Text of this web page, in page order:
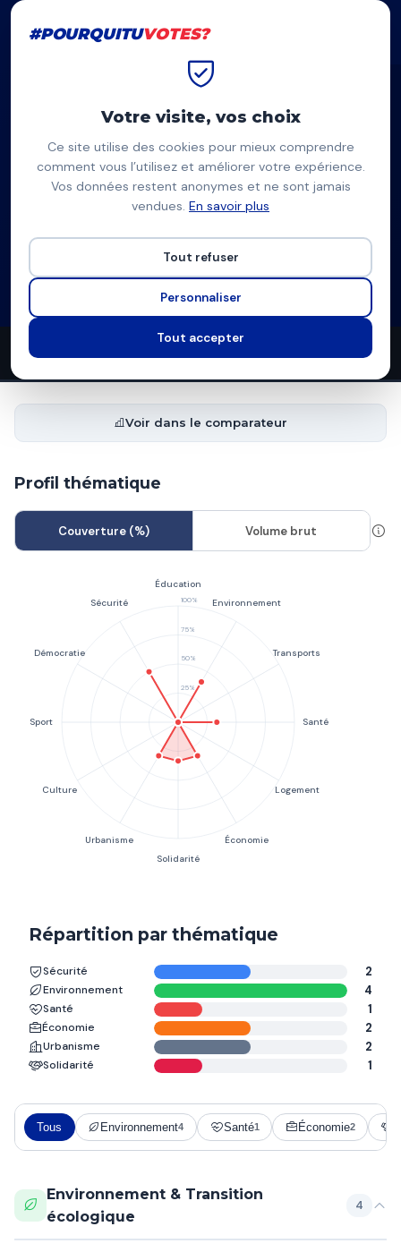
#POURQUITUVOTES?
AT
Aurélie Taquillain
Liste divers droite
12propositions6thèmes couverts4candidats en lice
Voir dans le comparateur
Profil thématique
Couverture (%) Volume brut
Répartition par thématique
Sécurité 2
Environnement 4
Santé 1
Économie 2
Urbanisme 2
Solidarité 1
Tous Environnement4 Santé1 Économie2
Environnement & Transition
écologique
4
#POURQUITUVOTES?
Votre visite, vos choix
Ce site utilise des cookies pour mieux comprendre
comment vous l’utilisez et améliorer votre expérience.
Vos données restent anonymes et ne sont jamais
vendues. En savoir plus
Tout refuser
Personnaliser
Tout accepter